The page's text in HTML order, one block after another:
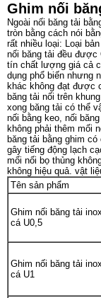
Ghim nối
Ngoài nối băng tải
tròn bằng cách nói
rất nhiều loại: Loại
nối băng tải đều
tín chất lượng giá cả
dụng phổ biến nhưng
khác không đạt được
băng tải nối trên
xong băng tải có thể
nối bằng keo, nối
không phải thêm mối
băng tải bằng ghim
gây tiếng động lạch
mối nối bọ thủng
không hiệu quả. vật
Tên sản phẩm
Ghim nối băng tải
cá U0,5
Ghim nối băng tải
cá U1